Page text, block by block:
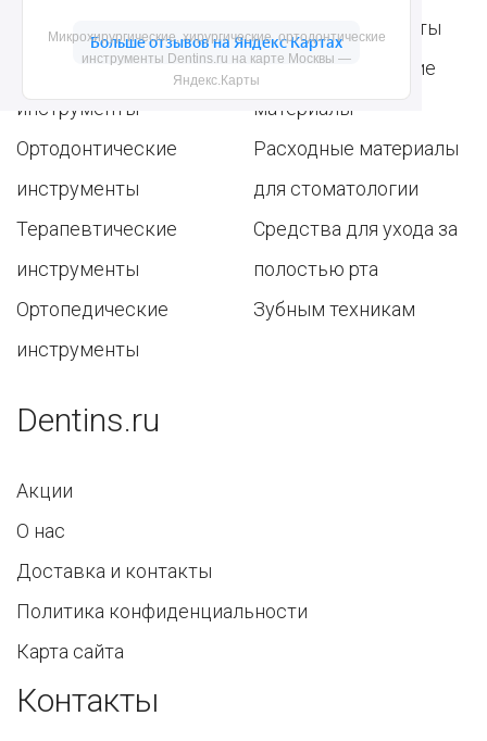
Микрохирургические, хирургические, ортодонтические
инструменты Dentins.ru на карте Москвы —
Яндекс.Карты
инструменты
Пародонтологические
инструменты
Ортодонтические
инструменты
Терапевтические
инструменты
Ортопедические
инструменты
Общие инструменты
Стоматологические
материалы
Расходные материалы
для стоматологии
Средства для ухода за
полостью рта
Зубным техникам
Dentins.ru
Акции
О нас
Доставка и контакты
Политика конфиденциальности
Карта сайта
Контакты